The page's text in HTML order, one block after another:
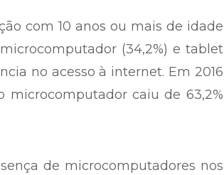
com 10 anos ou mais de idade
(34,2%) e tablet
no acesso à internet. Em 2016
microcomputador caiu de 63,2%
de microcomputadores nos